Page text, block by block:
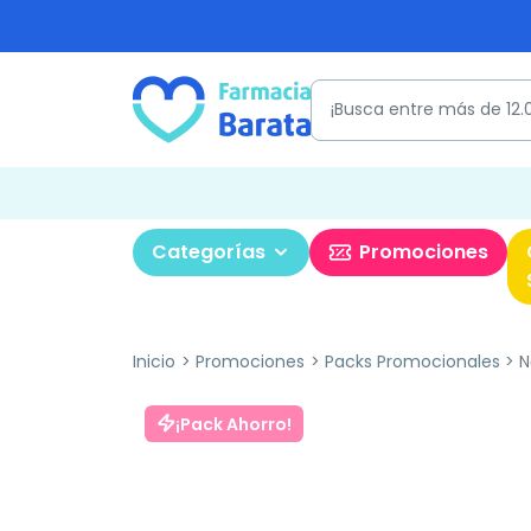
Categorías Promociones
Inicio Promociones Packs Promocionales
¡Pack Ahorro!